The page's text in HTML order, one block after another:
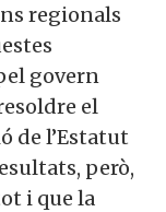
regionals
govern
el
de l’Estatut
però,
i que la